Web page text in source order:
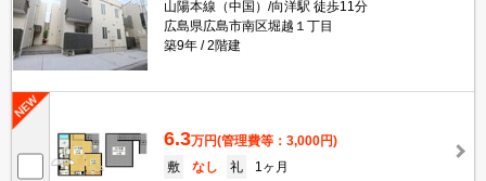
山陽本線（中国）/向洋駅 徒歩11分
広島県広島市南区堀越１丁目
築9年
2階建
6.3万円(管理費等：3,000円)
敷
なし 礼
1ヶ月